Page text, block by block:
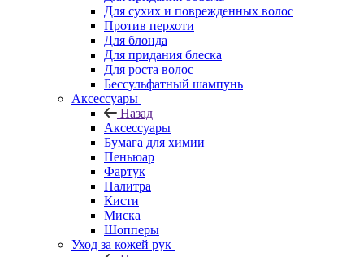
Для сухих и поврежденных волос
Против перхоти
Для блонда
Для придания блеска
Для роста волос
Бессульфатный шампунь
Аксессуары
Назад
Аксессуары
Бумага для химии
Пеньюар
Фартук
Палитра
Кисти
Миска
Шопперы
Уход за кожей рук